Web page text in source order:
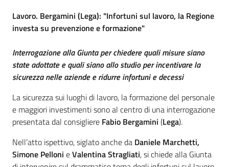
Lavoro. Bergamini (Lega): "Infortuni sul lavoro, la Regione
investa su prevenzione e formazione"
Interrogazione alla Giunta per chiedere quali misure siano
state adottate e quali siano allo studio per incentivare la
sicurezza nelle aziende e ridurre infortuni e decessi
La sicurezza sui luoghi di lavoro, la formazione del personale
e maggiori investimenti sono al centro di una interrogazione
presentata dal consigliere Fabio Bergamini (Lega).
Nell’atto ispettivo, siglato anche da Daniele Marchetti,
Simone Pelloni eValentina Stragliati, si chiede alla Giunta